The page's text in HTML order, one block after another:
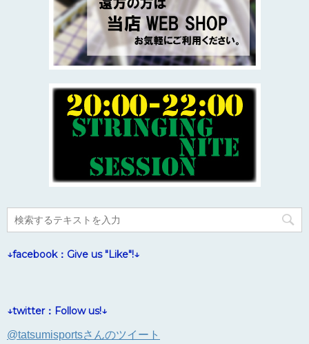
↓facebook：Give us "Like"!↓
↓twitter：Follow us!↓
@tatsumisportsさんのツイート